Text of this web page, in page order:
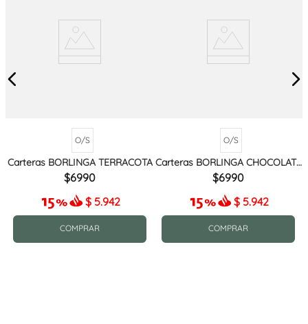
O/S
Carteras BORLINGA TERRACOTA
6990
$ 5.942
COMPRAR
O/S
Carteras BORLINGA CHOCOLATE
MIX
6990
$ 5.942
COMPRAR